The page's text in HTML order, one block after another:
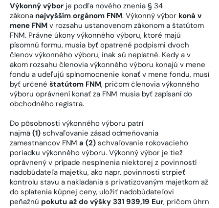
Výkonný výbor je podľa nového znenia § 34
zákona najvyšším orgánom FNM. Výkonný výbor koná v
mene FNM v rozsahu ustanovenom zákonom a štatútom
FNM. Právne úkony výkonného výboru, ktoré majú
písomnú formu, musia byť opatrené podpismi dvoch
členov výkonného výboru, inak sú neplatné. Kedy a v
akom rozsahu členovia výkonného výboru konajú v mene
fondu a udeľujú splnomocnenie konať v mene fondu, musí
byť určené štatútom FNM, pričom členovia výkonného
výboru oprávnení konať za FNM musia byť zapísaní do
obchodného registra.
Do pôsobnosti výkonného výboru patrí
najmä (1) schvaľovanie zásad odmeňovania
zamestnancov FNM a (2) schvaľovanie rokovacieho
poriadku výkonného výboru. Výkonný výbor je tiež
oprávnený v prípade nesplnenia niektorej z povinností
nadobúdateľa majetku, ako napr. povinnosti strpieť
kontrolu stavu a nakladania s privatizovaným majetkom až
do splatenia kúpnej ceny, uložiť nadobúdateľovi
peňažnú pokutu až do výšky 331 939,19 Eur, pričom úhrn